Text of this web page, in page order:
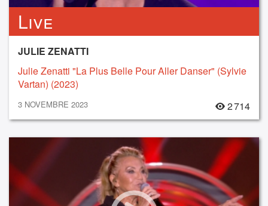
Live
JULIE ZENATTI
Julie Zenatti "La Plus Belle Pour Aller Danser" (Sylvie
Vartan) (2023)
3 NOVEMBRE 2023 2 714